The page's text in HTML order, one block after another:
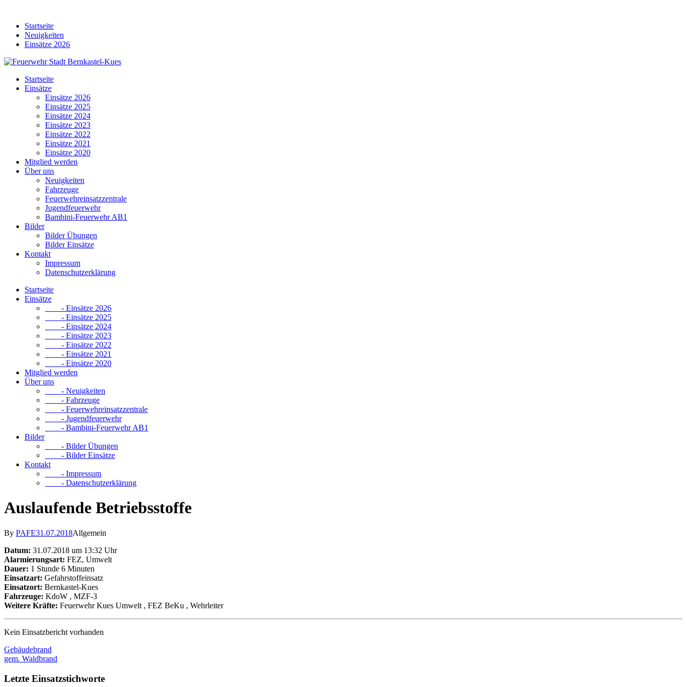
contentStartseite
Neuigkeiten
Einsätze 2026
Startseite
Einsätze
Einsätze 2026
Einsätze 2025
Einsätze 2024
Einsätze 2023
Einsätze 2022
Einsätze 2021
Einsätze 2020
Mitglied werden
Über uns
Neuigkeiten
Fahrzeuge
Feuerwehreinsatzzentrale
Jugendfeuerwehr
Bambini-Feuerwehr AB1
Bilder
Bilder Übungen
Bilder Einsätze
Kontakt
Impressum
Datenschutzerklärung
Startseite
Einsätze
- Einsätze 2026
- Einsätze 2025
- Einsätze 2024
- Einsätze 2023
- Einsätze 2022
- Einsätze 2021
- Einsätze 2020
Mitglied werden
Über uns
- Neuigkeiten
- Fahrzeuge
- Feuerwehreinsatzzentrale
- Jugendfeuerwehr
- Bambini-Feuerwehr AB1
Bilder
- Bilder Übungen
- Bilder Einsätze
Kontakt
- Impressum
- Datenschutzerklärung
Auslaufende Betriebsstoffe
By PAFE31.07.2018Allgemein
Datum: 31.07.2018 um 13:32 Uhr
Alarmierungsart: FEZ, Umwelt
Dauer: 1 Stunde 6 Minuten
Einsatzart: Gefahrstoffeinsatz
Einsatzort: Bernkastel-Kues
Fahrzeuge: KdoW , MZF-3
Weitere Kräfte: Feuerwehr Kues Umwelt , FEZ BeKu , Wehrleiter
Kein Einsatzbericht vorhanden
Gebäudebrand
gem. Waldbrand
Letzte Einsatzstichworte